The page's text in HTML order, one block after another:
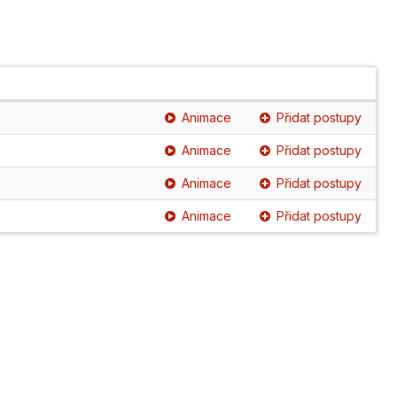
Animace Přidat postupy
Animace Přidat postupy
Animace Přidat postupy
Animace Přidat postupy